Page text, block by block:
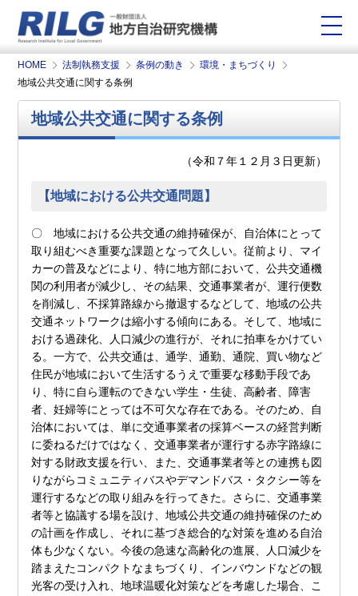
HOME 法制執務支援 条例の動き
環境・まちづくり
地域公共交通に関する条例
地域公共交通に関する条例
（令和７年１２月３日更新）
【地域における公共交通問題】
〇 地域における公共交通の維持確保が、自治体にとって
取り組むべき重要な課題となって久しい。従前より、マイ
カーの普及などにより、特に地方部において、公共交通機
関の利用者が減少し、その結果、交通事業者が、運行便数
を削減し、不採算路線から撤退するなどして、地域の公共
交通ネットワークは縮小する傾向にある。そして、地域に
おける過疎化、人口減少の進行が、それに拍車をかけてい
る。一方で、公共交通は、通学、通勤、通院、買い物など
住民が地域において生活するうえで重要な移動手段であ
り、特に自ら運転のできない学生・生徒、高齢者、障害
者、妊婦等にとっては不可欠な存在である。そのため、自
治体においては、単に交通事業者の採算ベースの経営判断
に委ねるだけではなく、交通事業者が運行する赤字路線に
対する財政支援を行い、また、交通事業者等との連携も図
りながらコミュニティバスやデマンドバス・タクシー等を
運行するなどの取り組みを行ってきた。さらに、交通事業
者等と協議する場を設け、地域公共交通の維持確保のため
の計画を作成し、それに基づき総合的な対策を進める自治
体も少なくない。今後の急速な高齢化の進展、人口減少を
踏まえたコンパクトなまちづくり、インバウンドなどの観
光客の受け入れ、地球温暖化対策などを考慮した場合、こ